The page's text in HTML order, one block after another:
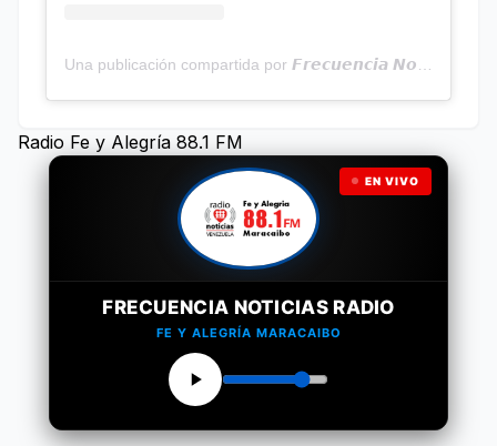
Radio Fe y Alegría 88.1 FM
EN VIVO
FRECUENCIA NOTICIAS RADIO
FE Y ALEGRÍA MARACAIBO